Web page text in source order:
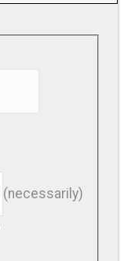
(necessarily)